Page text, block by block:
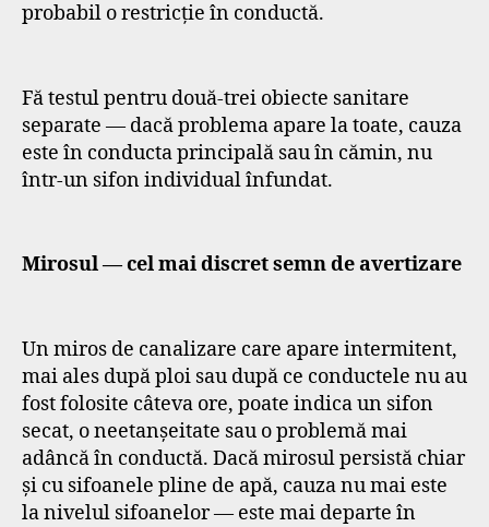
probabil o restricție în conductă.
Fă testul pentru două-trei obiecte sanitare
separate — dacă problema apare la toate, cauza
este în conducta principală sau în cămin, nu
într-un sifon individual înfundat.
Mirosul — cel mai discret semn de avertizare
Un miros de canalizare care apare intermitent,
mai ales după ploi sau după ce conductele nu au
fost folosite câteva ore, poate indica un sifon
secat, o neetanșeitate sau o problemă mai
adâncă în conductă. Dacă mirosul persistă chiar
și cu sifoanele pline de apă, cauza nu mai este
la nivelul sifoanelor — este mai departe în